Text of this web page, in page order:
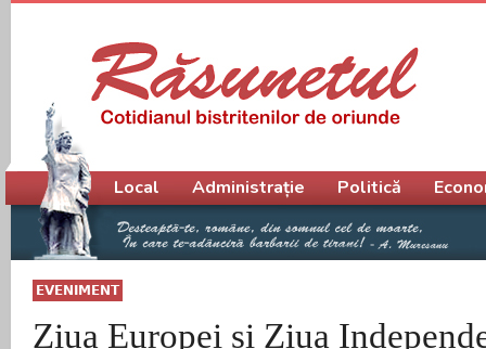
EVENIMENT
Ziua Europei și Ziua
Meniu principal
Local Administrație Politică